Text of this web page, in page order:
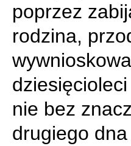
poprzez
rodzina,
nie bez
drugiego